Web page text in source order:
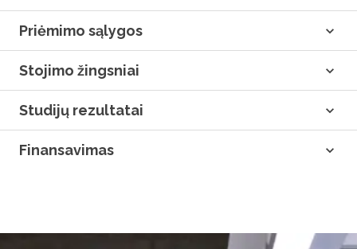
Priėmimo sąlygos
Stojimo žingsniai
Studijų rezultatai
Finansavimas